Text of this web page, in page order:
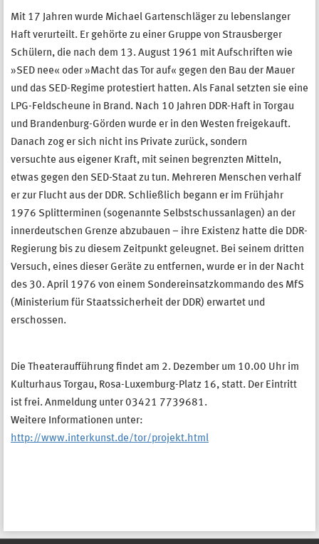
Mit 17 Jahren wurde Michael Gartenschläger zu lebenslanger
Haft verurteilt. Er gehörte zu einer Gruppe von Strausberger
Schülern, die nach dem 13. August 1961 mit Aufschriften wie
»SED nee« oder »Macht das Tor auf« gegen den Bau der Mauer
und das SED-Regime protestiert hatten. Als Fanal setzten sie eine
LPG-Feldscheune in Brand. Nach 10 Jahren DDR-Haft in Torgau
und Brandenburg-Görden wurde er in den Westen freigekauft.
Danach zog er sich nicht ins Private zurück, sondern
versuchte aus eigener Kraft, mit seinen begrenzten Mitteln,
etwas gegen den SED-Staat zu tun. Mehreren Menschen verhalf
er zur Flucht aus der DDR. Schließlich begann er im Frühjahr
1976 Splitterminen (sogenannte Selbstschussanlagen) an der
innerdeutschen Grenze abzubauen – ihre Existenz hatte die DDR-
Regierung bis zu diesem Zeitpunkt geleugnet. Bei seinem dritten
Versuch, eines dieser Geräte zu entfernen, wurde er in der Nacht
des 30. April 1976 von einem Sondereinsatzkommando des MfS
(Ministerium für Staatssicherheit der DDR) erwartet und
erschossen.
Die Theateraufführung findet am 2. Dezember um 10.00 Uhr im
Kulturhaus Torgau, Rosa-Luxemburg-Platz 16, statt. Der Eintritt
ist frei. Anmeldung unter 03421 7739681.
Weitere Informationen unter:
http://www.interkunst.de/tor/projekt.html